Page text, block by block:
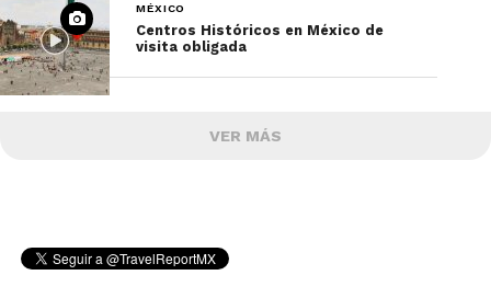
MÉXICO
Centros Históricos en México de
visita obligada
VER MÁS